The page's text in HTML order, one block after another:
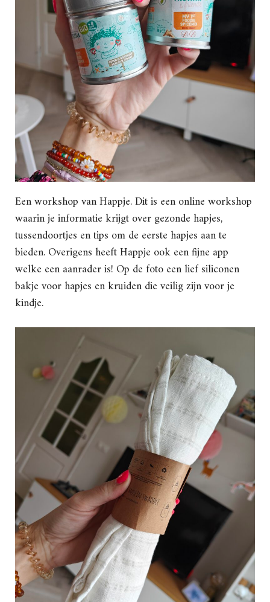
Een workshop van Happje. Dit is een online workshop
waarin je informatie krijgt over gezonde hapjes,
tussendoortjes en tips om de eerste hapjes aan te
bieden. Overigens heeft Happje ook een fijne app
welke een aanrader is! Op de foto een lief siliconen
bakje voor hapjes en kruiden die veilig zijn voor je
kindje.